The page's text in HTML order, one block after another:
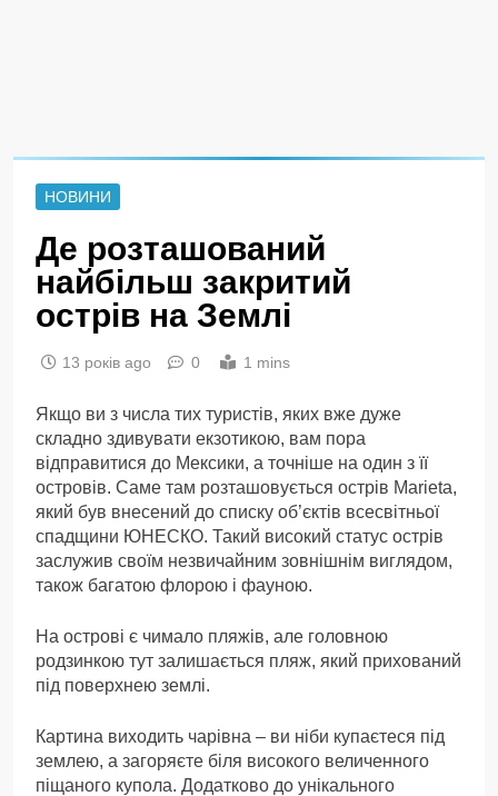
НОВИНИ
Де розташований
найбільш закритий
острів на Землі
13 років ago 0 1 mins
Якщо ви з числа тих туристів, яких вже дуже
складно здивувати екзотикою, вам пора
відправитися до Мексики, а точніше на один з її
островів. Саме там розташовується острів Marieta,
який був внесений до списку об’єктів всесвітньої
спадщини ЮНЕСКО. Такий високий статус острів
заслужив своїм незвичайним зовнішнім виглядом,
також багатою флорою і фауною.
На острові є чимало пляжів, але головною
родзинкою тут залишається пляж, який прихований
під поверхнею землі.
Картина виходить чарівна – ви ніби купаєтеся під
землею, а загоряєте біля високого величенного
піщаного купола. Додатково до унікального